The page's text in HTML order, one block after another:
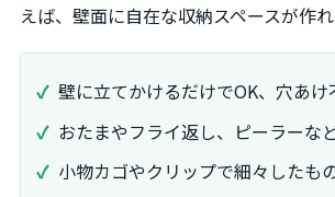
えば、壁面に自在な収納スペースが作れ
壁に立てかけるだけでOK、穴あけ
おたまやフライ返し、ピーラーな
小物カゴやクリップで細々したも